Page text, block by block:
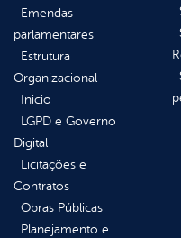
Emendas
parlamentares
Estrutura
Organizacional
Inicio
LGPD e Governo
Digital
Licitações e
Contratos
Obras Públicas
Planejamento e